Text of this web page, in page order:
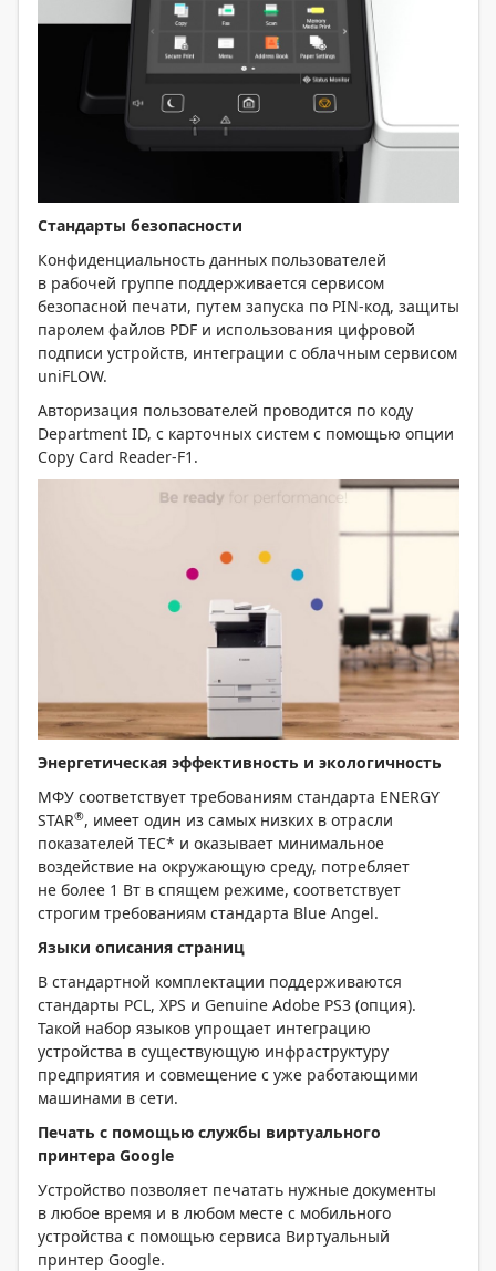
Стандарты безопасности
Конфиденциальность данных пользователей
в рабочей группе поддерживается сервисом
безопасной печати, путем запуска по PIN-код, защиты
паролем файлов PDF и использования цифровой
подписи устройств, интеграции с облачным сервисом
uniFLOW.
Авторизация пользователей проводится по коду
Department ID, с карточных систем с помощью опции
Copy Card Reader-F1.
Энергетическая эффективность и экологичность
МФУ соответствует требованиям стандарта ENERGY
STAR®, имеет один из самых низких в отрасли
показателей TEC* и оказывает минимальное
воздействие на окружающую среду, потребляет
не более 1 Вт в спящем режиме, соответствует
строгим требованиям стандарта Blue Angel.
Языки описания страниц
В стандартной комплектации поддерживаются
стандарты PCL, XPS и Genuine Adobe PS3 (опция).
Такой набор языков упрощает интеграцию
устройства в существующую инфраструктуру
предприятия и совмещение с уже работающими
машинами в сети.
Печать с помощью службы виртуального
принтера Google
Устройство позволяет печатать нужные документы
в любое время и в любом месте с мобильного
устройства с помощью сервиса Виртуальный
принтер Google.